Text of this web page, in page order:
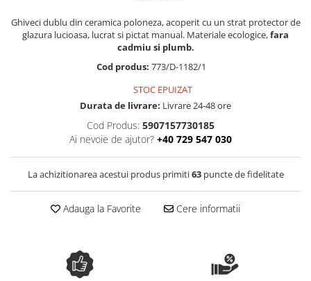
Colectia Berries
Colectia Morning Glory
Colectia Blue Sea
Ghiveci dublu din ceramica poloneza, acoperit cu un strat protector de
glazura lucioasa, lucrat si pictat manual. Materiale ecologice,fara
cadmiu si plumb.
Cod produs: 773/D-1182/1
STOC EPUIZAT
Durata de livrare: Livrare 24-48 ore
Cod Produs: 5907157730185
Ai nevoie de ajutor? +40 729 547 030
La achizitionarea acestui produs primiti63puncte de fidelitate
Adauga la Favorite Cere informatii